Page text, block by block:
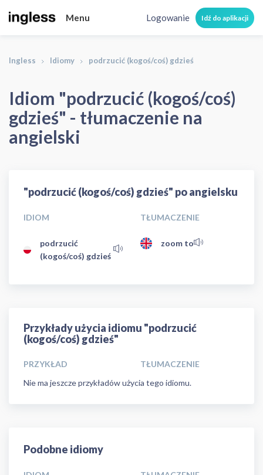
Menu Logowanie Idź do aplikacji
Ingless Idiomy podrzucić (kogoś/coś) gdzieś
Idiom "podrzucić (kogoś/coś)
gdzieś" - tłumaczenie na
angielski
"podrzucić (kogoś/coś) gdzieś" po angielsku
IDIOM TŁUMACZENIE
podrzucić
(kogoś/coś) gdzieś
zoom to
Przykłady użycia idiomu "podrzucić
(kogoś/coś) gdzieś"
PRZYKŁAD
TŁUMACZENIE
Nie ma jeszcze przykładów użycia tego idiomu.
Podobne idiomy